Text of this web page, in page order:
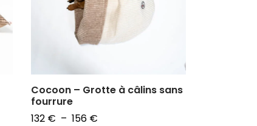
Cocoon – Grotte à câlins sans
fourrure
132 € – 156 €